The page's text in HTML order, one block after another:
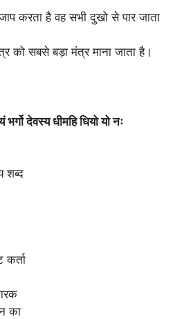
करता है वह सभी दुखो से पार जाता
को सबसे बड़ा मंत्र माना जाता है।
देवस्य धीमहि धियो यो नः
शब्द
कर्ता
का